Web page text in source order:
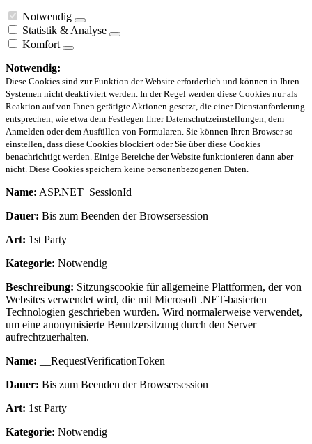
Notwendig
Statistik & Analyse
Komfort
Notwendig:
Diese Cookies sind zur Funktion der Website erforderlich und können in Ihren
Systemen nicht deaktiviert werden. In der Regel werden diese Cookies nur als
Reaktion auf von Ihnen getätigte Aktionen gesetzt, die einer Dienstanforderung
entsprechen, wie etwa dem Festlegen Ihrer Datenschutzeinstellungen, dem
Anmelden oder dem Ausfüllen von Formularen. Sie können Ihren Browser so
einstellen, dass diese Cookies blockiert oder Sie über diese Cookies
benachrichtigt werden. Einige Bereiche der Website funktionieren dann aber
nicht. Diese Cookies speichern keine personenbezogenen Daten.
Name: ASP.NET_SessionId
Dauer: Bis zum Beenden der Browsersession
Art: 1st Party
Kategorie: Notwendig
Beschreibung: Sitzungscookie für allgemeine Plattformen, der von
Websites verwendet wird, die mit Microsoft .NET-basierten
Technologien geschrieben wurden. Wird normalerweise verwendet,
um eine anonymisierte Benutzersitzung durch den Server
aufrechtzuerhalten.
Name: __RequestVerificationToken
Dauer: Bis zum Beenden der Browsersession
Art: 1st Party
Kategorie: Notwendig